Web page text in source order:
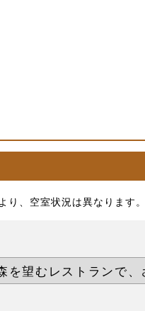
、空室状況は異なります。